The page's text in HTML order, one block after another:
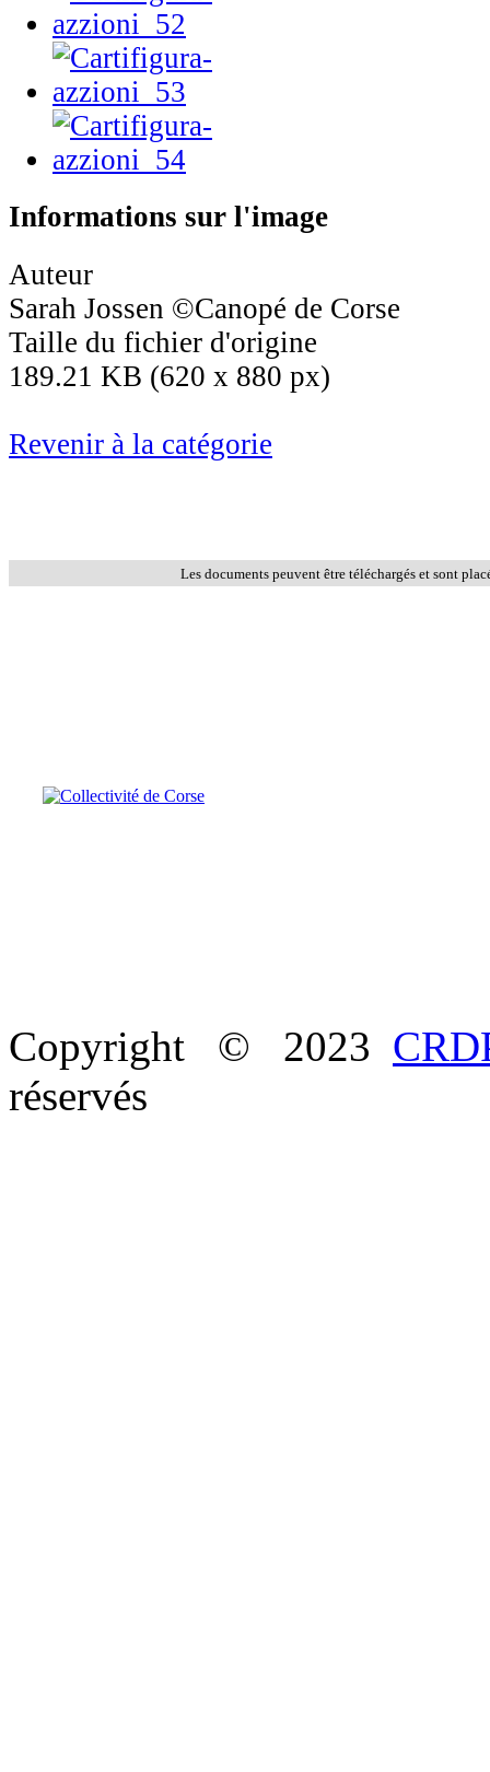
Informations sur l'image
Auteur
Sarah Jossen ©Canopé de Corse
Taille du fichier d'origine
189.21 KB (620 x 880 px)
Revenir à la catégorie
Les documents peuvent être téléchargés et sont
Copyright © 2023
réservés